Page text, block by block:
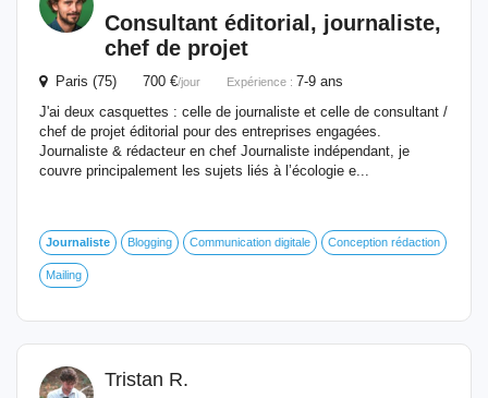
Consultant éditorial, journaliste,
chef de projet
Paris (75) 700 €/jour Expérience : 7-9 ans
J'ai deux casquettes : celle de journaliste et celle de consultant /
chef de projet éditorial pour des entreprises engagées.
Journaliste & rédacteur en chef Journaliste indépendant, je
couvre principalement les sujets liés à l’écologie e...
Journaliste Blogging Communication digitale Conception rédaction
Mailing
Tristan R.